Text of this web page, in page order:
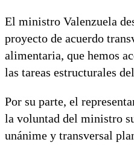
El ministro Valenzuela
proyecto de acuerdo
alimentaria, que hemos
las tareas estructurales
Por su parte, el
la voluntad del ministro
unánime y transversal